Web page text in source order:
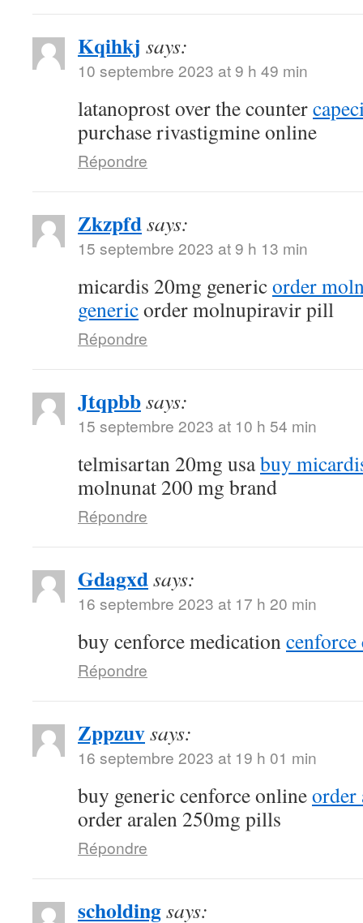
Kqihkj says:
10 septembre 2023 at 9 h 49 min
latanoprost over the counter
purchase rivastigmine online
Répondre
Zkzpfdsays:
15 septembre 2023 at 9 h 13 min
micardis 20mg genericorder
genericorder molnupiravir pill
Répondre
Jtqpbbsays:
15 septembre 2023 at 10 h 54 min
telmisartan 20mg usabuy
molnunat 200 mg brand
Répondre
Gdagxdsays:
16 septembre 2023 at 17 h 20 min
buy cenforce medicationcenforce
Répondre
Zppzuvsays:
16 septembre 2023 at 19 h 01 min
buy generic cenforce onlineorder
order aralen 250mg pills
Répondre
scholdingsays: